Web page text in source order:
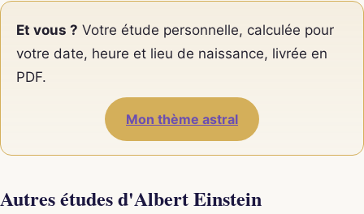
Et vous ? Votre étude personnelle, calculée pour
votre date, heure et lieu de naissance, livrée en
PDF.
Mon thème astral
Autres études d'Albert Einstein